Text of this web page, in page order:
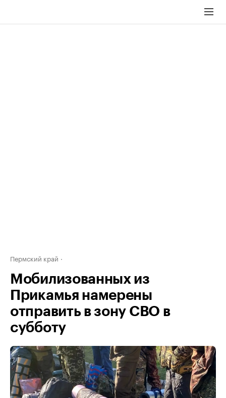
Пермский край
Мобилизованных из
Прикамья намерены
отправить в зону СВО в
субботу